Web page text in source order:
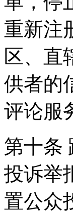
重新注
区、直
供者的
评论服
第十条
投诉举
置公众